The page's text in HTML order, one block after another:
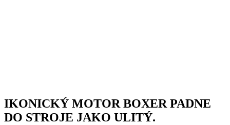
IKONICKÝ MOTOR BOXER PADNE
DO STROJE JAKO ULITÝ.